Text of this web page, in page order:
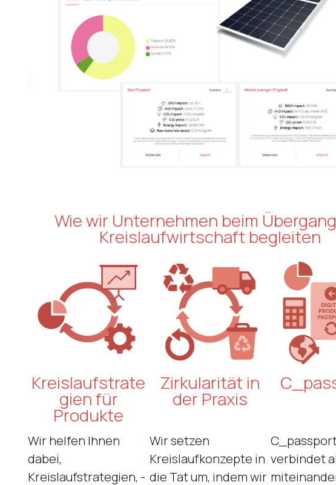
Wie wir Unternehmen beim
Kreislaufwirtschaft begleiten
Kreislaufstrate
gien für
Produkte
Zirkularität in
der Praxis
Wir helfen Ihnen
dabei,
Kreislaufstrategien, -
Wir setzen
Kreislaufkonzepte in
die Tat um, indem wir
verbindet